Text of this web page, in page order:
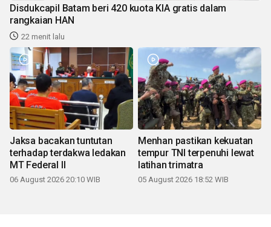
Disdukcapil Batam beri 420 kuota KIA gratis dalam
rangkaian HAN
22 menit lalu
Jaksa bacakan tuntutan
terhadap terdakwa ledakan
MT Federal II
06 August 2026 20:10 WIB
Menhan pastikan kekuatan
tempur TNI terpenuhi lewat
latihan trimatra
05 August 2026 18:52 WIB